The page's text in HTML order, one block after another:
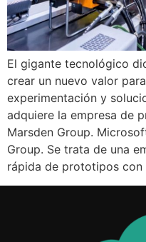
El gigante tecnológico
crear un nuevo valor
experimentación y
adquiere la empresa de
Marsden Group.
Group. Se trata de una
rápida de prototipos con